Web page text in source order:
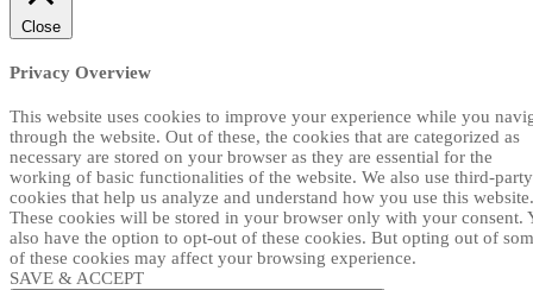
Close
Privacy Overview
This website uses cookies to improve your experience while you
through the website. Out of these, the cookies that are categorized as
necessary are stored on your browser as they are essential for the
working of basic functionalities of the website. We also use third-party
cookies that help us analyze and understand how you use this website.
These cookies will be stored in your browser only with your consent.
also have the option to opt-out of these cookies. But opting out of
of these cookies may affect your browsing experience.
SAVE & ACCEPT